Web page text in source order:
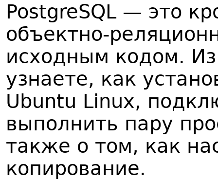
PostgreSQL — это
объектно-
исходным кодом.
узнаете, как
Ubuntu Linux,
выполнить пару
также о том, как
копирование.